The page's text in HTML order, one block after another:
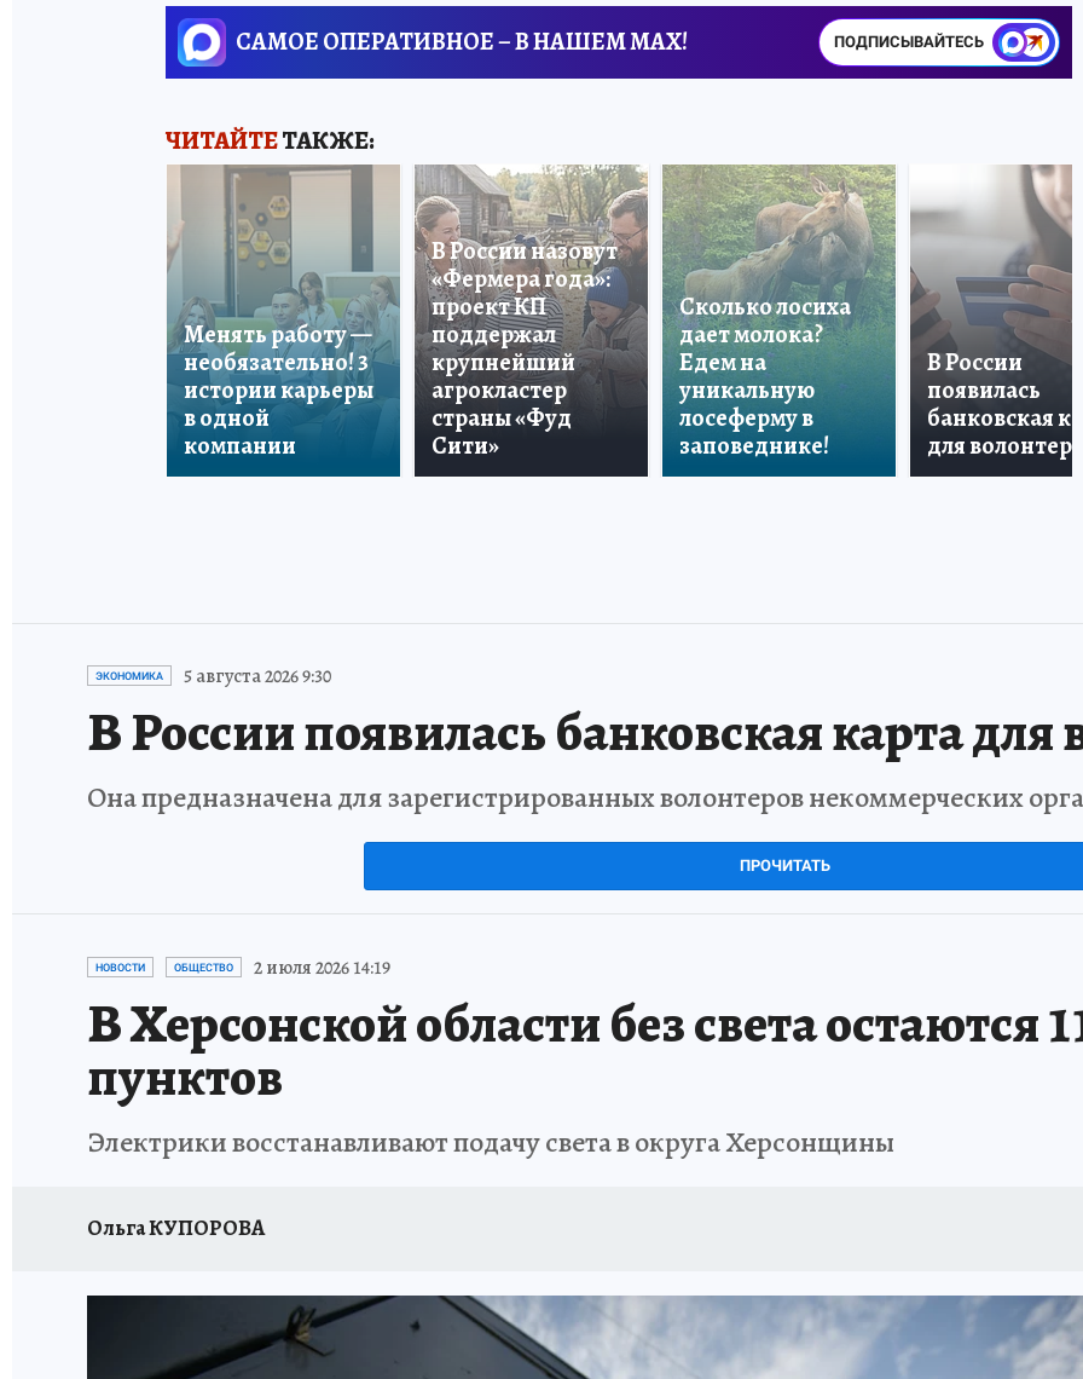
САМОЕ ОПЕРАТИВНОЕ – В НАШЕМ MAX! ПОДПИСЫВАЙТЕСЬ
ЧИТАЙТЕТАКЖЕ:
Менять работу —
необязательно! 3
истории карьеры
в одной
компании
В России назовут
«Фермера года»:
проект КП
поддержал
крупнейший
агрокластер
страны «Фуд
Сити»
Сколько лосиха
дает молока?
Едем на
уникальную
лосеферму в
заповеднике!
В России
появилась
банковская
для волонтеров
ЭКОНОМИКА 5 августа 2026 9:30
В России появилась банковская карта для
Она предназначена для зарегистрированных волонтеров некоммерческих
ПРОЧИТАТЬ
НОВОСТИ ОБЩЕСТВО 2 июля 2026 14:19
В Херсонской области без света остаются
пунктов
Электрики восстанавливают подачу света в округа Херсонщины
Ольга КУПОРОВА